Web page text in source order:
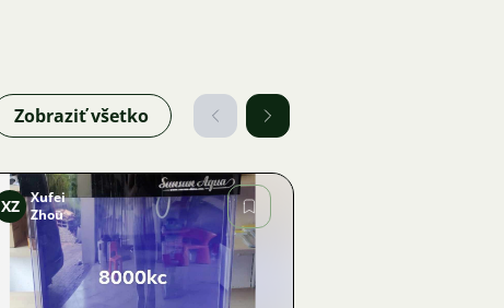
Zobraziť všetko
Obrázok
XZ
Xufei
Zhou